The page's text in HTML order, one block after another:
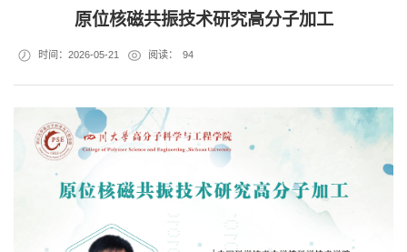
原位核磁共振技术研究高分子加工
时间：2026-05-21 阅读： 94